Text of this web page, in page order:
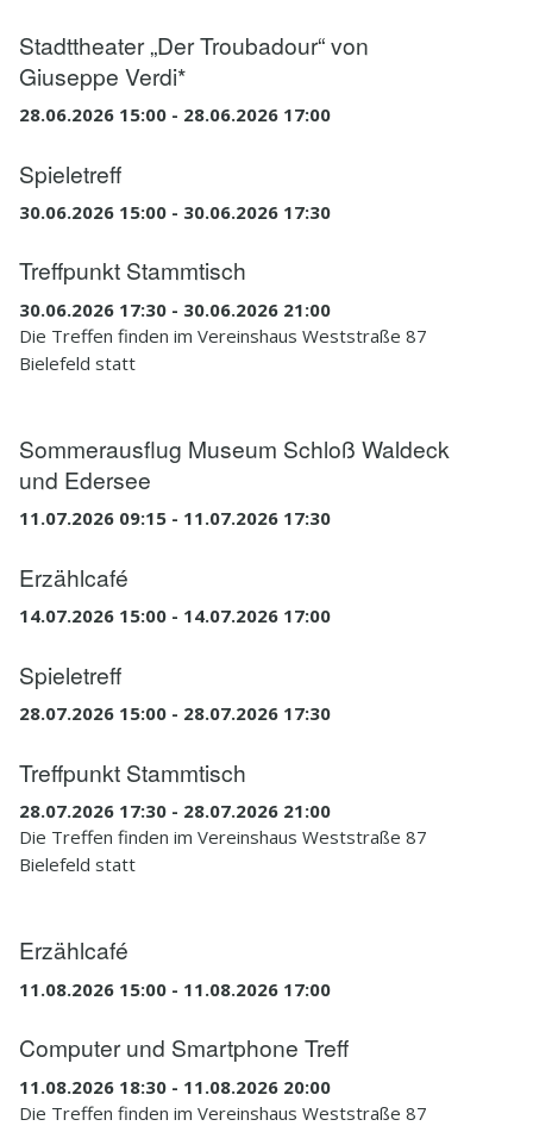
Stadttheater „Der Troubadour“ von
Giuseppe Verdi*
28.06.2026 15:00 - 28.06.2026 17:00
Spieletreff
30.06.2026 15:00 - 30.06.2026 17:30
Treffpunkt Stammtisch
30.06.2026 17:30 - 30.06.2026 21:00
Die Treffen finden im Vereinshaus Weststraße 87
Bielefeld statt
Sommerausflug Museum Schloß Waldeck
und Edersee
11.07.2026 09:15 - 11.07.2026 17:30
Erzählcafé
14.07.2026 15:00 - 14.07.2026 17:00
Spieletreff
28.07.2026 15:00 - 28.07.2026 17:30
Treffpunkt Stammtisch
28.07.2026 17:30 - 28.07.2026 21:00
Die Treffen finden im Vereinshaus Weststraße 87
Bielefeld statt
Erzählcafé
11.08.2026 15:00 - 11.08.2026 17:00
Computer und Smartphone Treff
11.08.2026 18:30 - 11.08.2026 20:00
Die Treffen finden im Vereinshaus Weststraße 87